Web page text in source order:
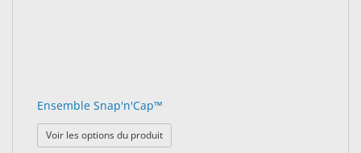
Ensemble Snap'n'Cap™
Voir les options du produit: Ensemble Snap'n'Cap™